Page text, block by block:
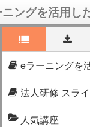
ングを活用し
修
eラーニングを
法人研修 スラ
人気講座